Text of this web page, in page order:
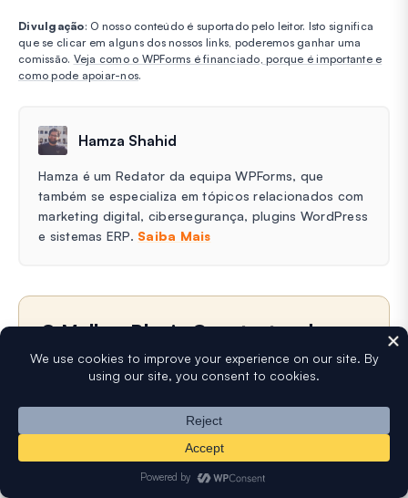
Divulgação: O nosso conteúdo é suportado pelo leitor. Isto significa
que se clicar em alguns dos nossos links, poderemos ganhar uma
comissão. Veja como o WPForms é financiado, porque é importante e
como pode apoiar-nos.
Hamza Shahid
Hamza é um Redator da equipa WPForms, que
também se especializa em tópicos relacionados com
marketing digital, cibersegurança, plugins WordPress
e sistemas ERP. Saiba Mais
O Melhor Plugin Construtor de
Formulários Drag and Drop para
WordPress
Fácil, Rápido e Seguro. Junte-se a mais de 6 milhões
de proprietários de sites que confiam no WPForms.
Introduza o URL do seu site WordPress para instalar